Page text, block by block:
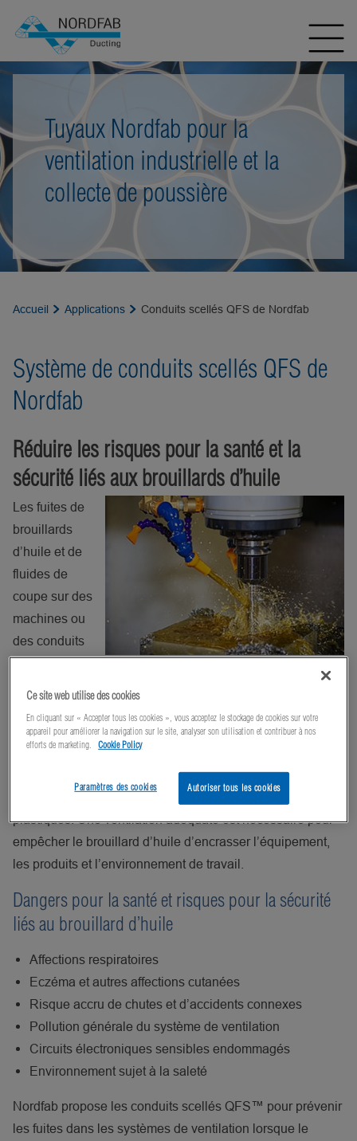
Tuyaux Nordfab pour la
ventilation industrielle et la
collecte de poussière
Accueil Applications Conduits scellés QFS de Nordfab
Système de conduits scellés QFS de
Nordfab
Réduire les risques pour la santé et la
sécurité liés aux brouillards d’huile
Les fuites de
brouillards
d’huile et de
fluides de
coupe sur des
machines ou
des conduits
peuvent
risques accrus d’accidents. Quasiment toute opération
d’usinage génère un brouillard d’huile, qui se forme
lorsque de l’huile est utilisée pour le refroidissement ou la
lubrification lors de l’usinage de pièces métalliques ou
plastiques. Une ventilation adéquate est nécessaire pour
empêcher le brouillard d’huile d’encrasser l’équipement,
les produits et l’environnement de travail.
Dangers pour la santé et risques pour la sécurité
liés au brouillard d’huile
Affections respiratoires
Eczéma et autres affections cutanées
Risque accru de chutes et d’accidents connexes
Pollution générale du système de ventilation
Circuits électroniques sensibles endommagés
Environnement sujet à la saleté
Nordfab propose les conduits scellés QFS™ pour prévenir
les fuites dans les systèmes de ventilation lorsque le
Ce site web utilise des cookies
En cliquant sur « Accepter tous les cookies », vous acceptez le stockage de cookies sur votre
appareil pour améliorer la navigation sur le site, analyser son utilisation et contribuer à nos
efforts de marketing.
Cookie Policy
Autoriser tous les cookies
Paramètres des cookies